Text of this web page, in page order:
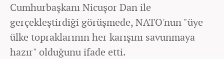
Cumhurbaşkanı Nicuşor Dan ile
gerçekleştirdiği görüşmede, NATO'nun "üye
ülke topraklarının her karışını savunmaya
hazır" olduğunu ifade etti.